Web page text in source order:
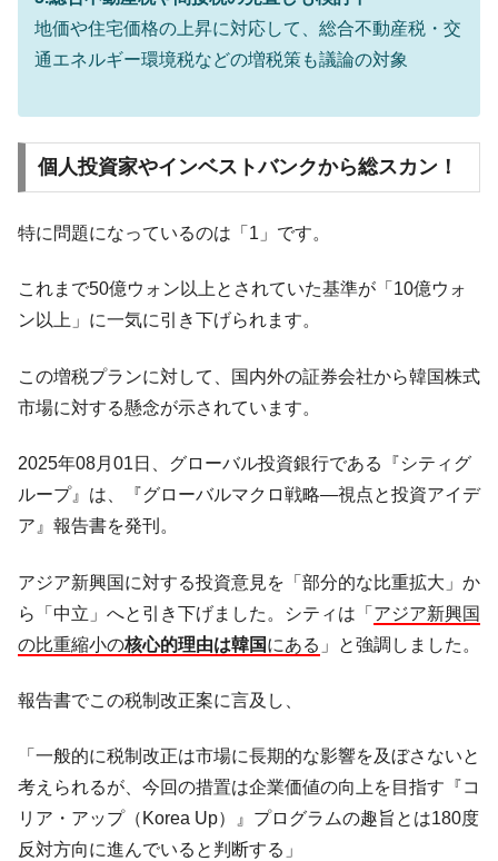
『Money1』
韓国ボンクラ政策室長･金容範、株価暴落に
他人事のような発言。
『Money1』
韓国･加徳島新国際空港「またも暗礁」の危
機 ⇒ 10.7兆では損が出るからできない。
日(水)もサイドカー・サーキットブレイカーの二段コンボ
『Money1』
IT産業は人を雇用する効果は低い。全産業の
半分未満しか雇用を生まない
塊！
Fact1
夏の甲子園、優勝校を最も多く輩出している都道
Fact1 奇跡の毛色「白毛馬」とは？
える賞金とは？
Fact1 平成仮面ライダーの意外すぎるモチーフとは？
Fact1
発表から2日で大崩壊、鳴かず飛ばずに終わりそう
Fact1
日本人マスターズ挑戦の歴史。松山以前に最高位
甲子園通算本塁打、最多の清原に次いで多く打っ
ている意外な選手とは？
Fact1 セレクトセールの高額取引馬が稼いだ金額とは？
地価や住宅価格の上昇に対応して、総合不動産税・交
通エネルギー環境税などの増税策も議論の対象
個人投資家やインベストバンクから総スカン！
特に問題になっているのは「1」です。
これまで50億ウォン以上とされていた基準が「10億ウォ
ン以上」に一気に引き下げられます。
この増税プランに対して、国内外の証券会社から韓国株式
市場に対する懸念が示されています。
2025年08月01日、グローバル投資銀行である『シティグ
ループ』は、『グローバルマクロ戦略―視点と投資アイデ
ア』報告書を発刊。
アジア新興国に対する投資意見を「部分的な比重拡大」か
ら「中立」へと引き下げました。シティは「 アジア新興国
の比重縮小の核心的理由は韓国にある 」と強調しました。
報告書でこの税制改正案に言及し、
「一般的に税制改正は市場に長期的な影響を及ぼさないと
考えられるが、今回の措置は企業価値の向上を目指す『コ
リア・アップ（Korea Up）』プログラムの趣旨とは180度
反対方向に進んでいると判断する」